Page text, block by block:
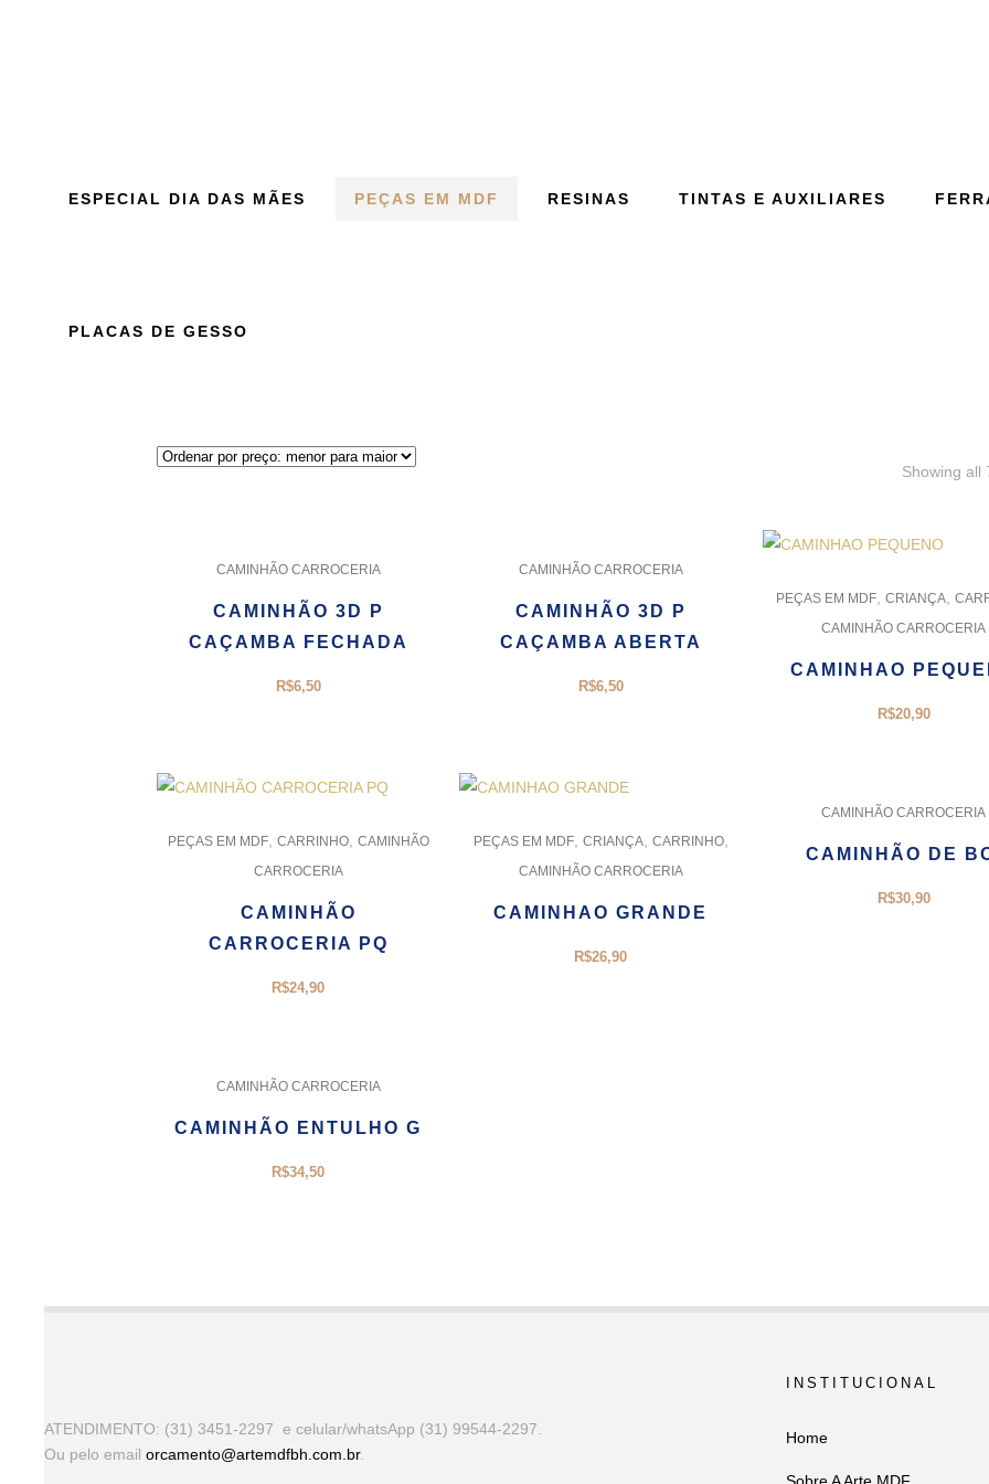
ESPECIAL DIA DAS MÃES PEÇAS EM MDF RESINAS TINTAS E AUXILIARES
PLACAS DE GESSO
CAMINHÃO
Showing all
CAMINHÃO CARROCERIA
CAMINHÃO 3D P
CAÇAMBA FECHADA
R$6,50
CAMINHÃO CARROCERIA
CAMINHÃO 3D P
CAÇAMBA ABERTA
R$6,50
PEÇAS EM MDF ,CRIANÇA ,
CAMINHÃO CARROCERIA
CAMINHAO
R$20,90
PEÇAS EM MDF, CARRINHO, CAMINHÃO
CARROCERIA
CAMINHÃO
CARROCERIA PQ
R$24,90
PEÇAS EM MDF, CRIANÇA, CARRINHO,
CAMINHÃO CARROCERIA
CAMINHAO GRANDE
R$26,90
CAMINHÃO CARROCERIA
CAMINHÃO DE
R$30,90
CAMINHÃO CARROCERIA
CAMINHÃO ENTULHO G
R$34,50
ATENDIMENTO: (31) 3451-2297 e celular/whatsApp (31) 99544-2297.
Ou pelo emailorcamento@artemdfbh.com.br.
INSTITUCIONAL
Home